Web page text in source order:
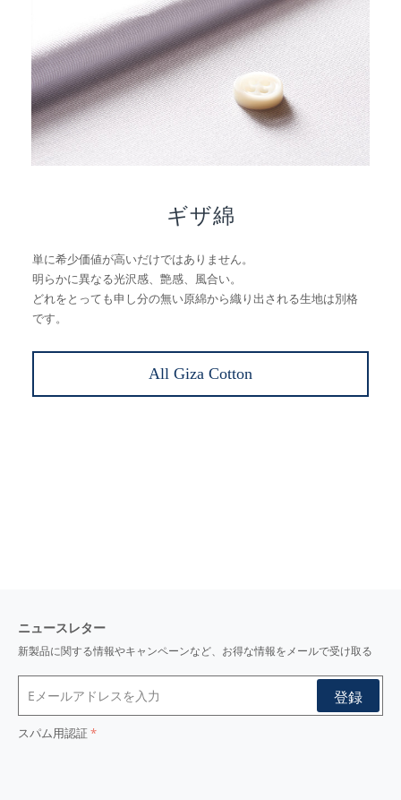
ギザ綿
単に希少価値が高いだけではありません。
明らかに異なる光沢感、艶感、風合い。
どれをとっても申し分の無い原綿から織り出される生地は別格
です。
All Giza Cotton
ニュースレター
新製品に関する情報やキャンペーンなど、お得な情報をメールで受け取る
スパム用認証